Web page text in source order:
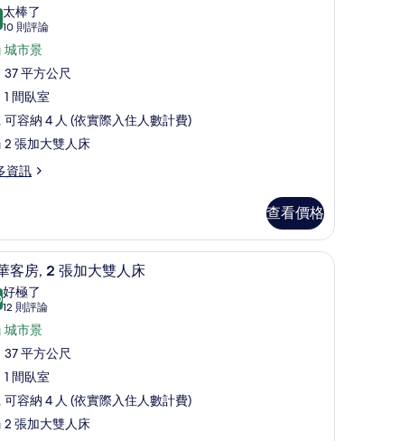
分，滿分 10 分
太棒了
10 則評論
(10
則
評
論)
城市景
37 平方公尺
1 間臥室
可容納 4 人 (依實際入住人數計費)
2 張加大雙人床
資訊
查看價格
液晶電視、Netflix、串流服務 高級寢具、舒適加層、迷你吧、客房內保險箱
客房, 2 張加大雙人床
分，滿分 10 分
好極了
12 則評論
(12
則
評
論)
城市景
37 平方公尺
1 間臥室
可容納 4 人 (依實際入住人數計費)
2 張加大雙人床